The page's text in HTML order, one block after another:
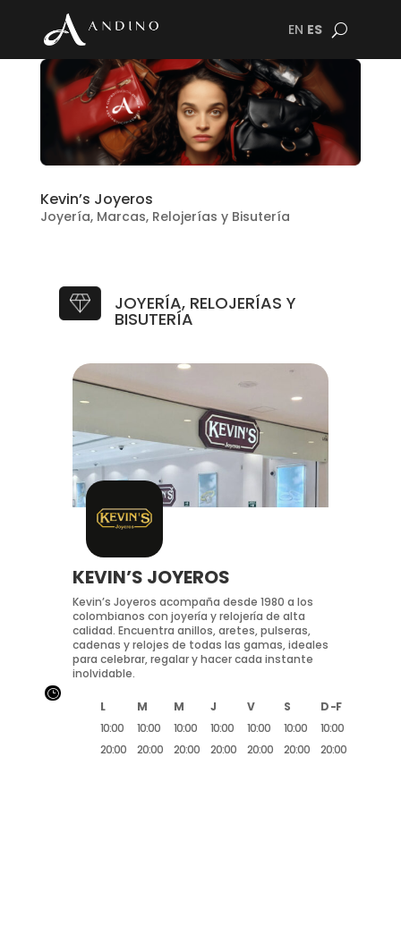
EN ES
Kevin’s Joyeros
Joyería, Marcas, Relojerías y Bisutería
JOYERÍA, RELOJERÍAS Y
BISUTERÍA
KEVIN’S JOYEROS
Kevin’s Joyeros acompaña desde 1980 a los
colombianos con joyería y relojería de alta
calidad. Encuentra anillos, aretes, pulseras,
cadenas y relojes de todas las gamas, ideales
para celebrar, regalar y hacer cada instante
inolvidable.
L M M J V S
D -F
10:00
20:00
10:00
20:00
10:00
20:00
10:00
20:00
10:00
20:00
10:00
20:00
10:00
20:00
}